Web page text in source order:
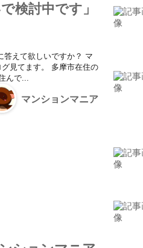
検討中です」
答えて欲しいですか？ マ
見てます。 多摩市在住の
んで...
マンションマニア